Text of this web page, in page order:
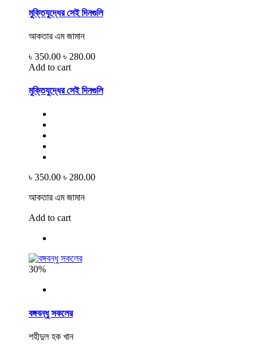
মুক্তিযুদ্ধের সেই দিনগুলি
আকতার এম জামান
৳ 350.00 ৳ 280.00
Add to cart
মুক্তিযুদ্ধের সেই দিনগুলি
৳ 350.00 ৳ 280.00
আকতার এম জামান
Add to cart
30%
বঙ্গবন্ধু সকলের
শহীদুল হক খান